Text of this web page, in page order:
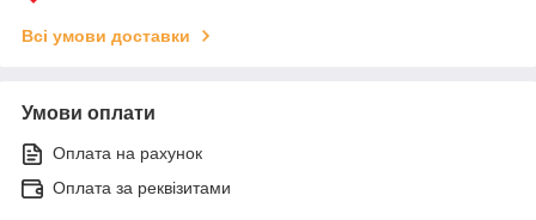
Всі умови доставки
Умови оплати
Оплата на рахунок
Оплата за реквізитами